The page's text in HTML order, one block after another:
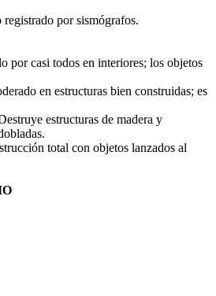
por sismógrafos.
por casi todos en interiores; los objetos
en estructuras bien construidas; es
estructuras de madera y
total con objetos lanzados al